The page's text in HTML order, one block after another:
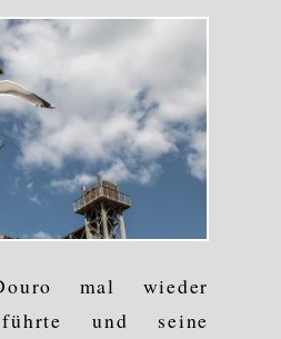
mal wieder
führte und seine